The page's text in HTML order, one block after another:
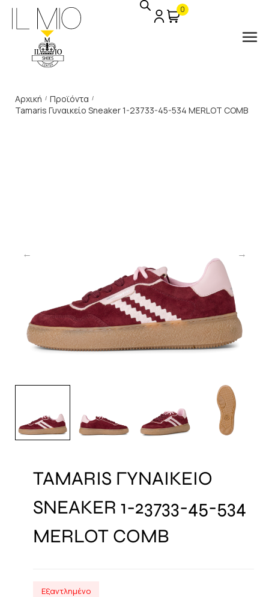
0
Αρχική / Προϊόντα /
Tamaris Γυναικείο Sneaker 1-23733-45-534 MERLOT COMB
TAMARIS ΓΥΝΑΙΚΕΙΟ
SNEAKER 1-23733-45-534
MERLOT COMB
Εξαντλημένο